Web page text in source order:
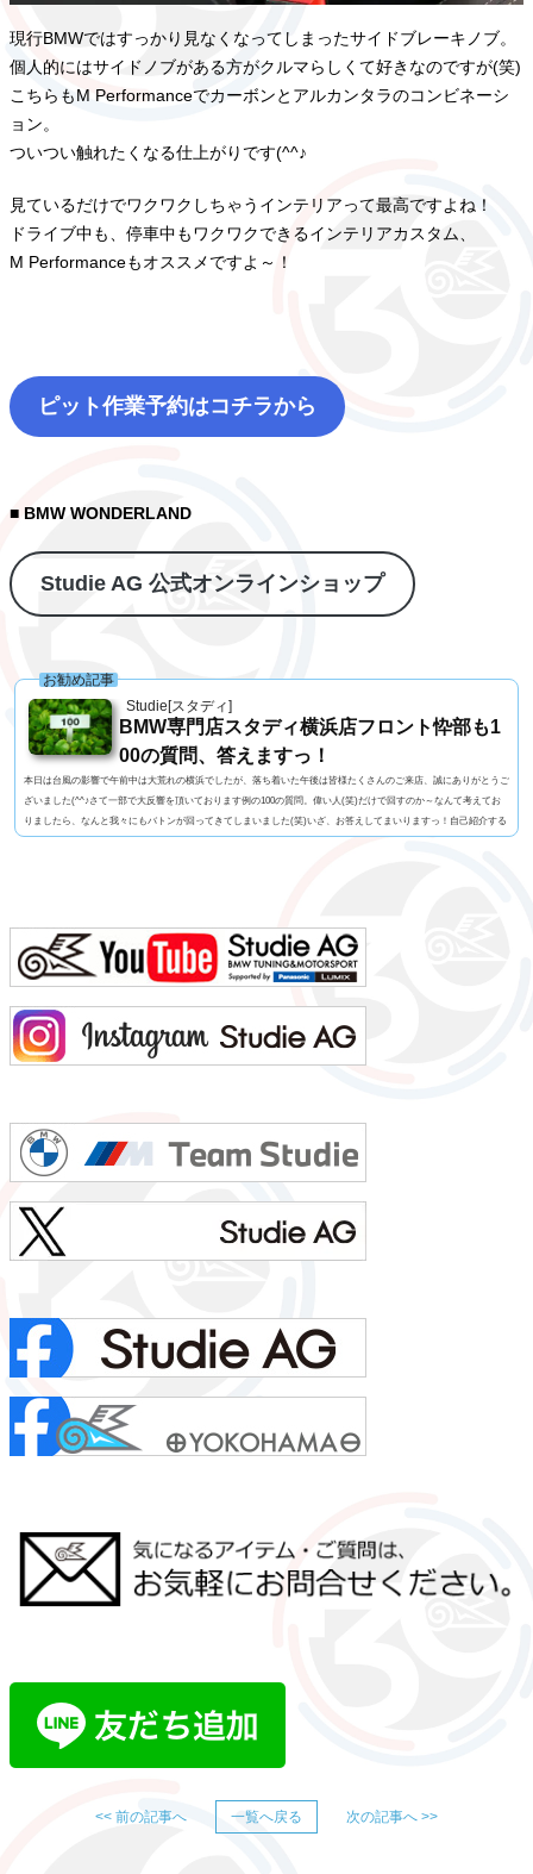
現行BMWではすっかり見なくなってしまったサイドブレーキノブ。
個人的にはサイドノブがある方がクルマらしくて好きなのですが(笑)
こちらもM Performanceでカーボンとアルカンタラのコンビネーシ
ョン。
ついつい触れたくなる仕上がりです(^^♪
見ているだけでワクワクしちゃうインテリアって最高ですよね！
ドライブ中も、停車中もワクワクできるインテリアカスタム、
M Performanceもオススメですよ～！
ピット作業予約はコチラから
■ BMW WONDERLAND
Studie AG 公式オンラインショップ
Studie[スタディ]
お勧め記事
BMW専門店スタディ横浜店フロント忰部も1
00の質問、答えますっ！
本日は台風の影響で午前中は大荒れの横浜でしたが、落ち着いた午後は皆様たくさんのご来店、誠にありがとうご
ざいました(^^♪さて一部で大反響を頂いております例の100の質問。偉い人(笑)だけで回すのか～なんて考えてお
りましたら、なんと我々にもバトンが回ってきてしまいました(笑)いざ、お答えしてまいりますっ！自己紹介する
<< 前の記事へ 一覧へ戻る 次の記事へ >>